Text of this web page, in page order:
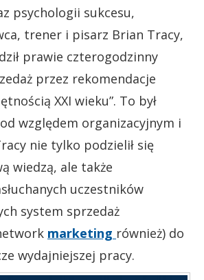
psychologii sukcesu,
trener i pisarz Brian Tracy,
prawie czterogodzinny
przez rekomendacje
XXI wieku”. To był
względem organizacyjnym i
nie tylko podzielił się
wiedzą, ale także
uczestników
system sprzedaż
marketing również) do
wydajniejszej pracy.